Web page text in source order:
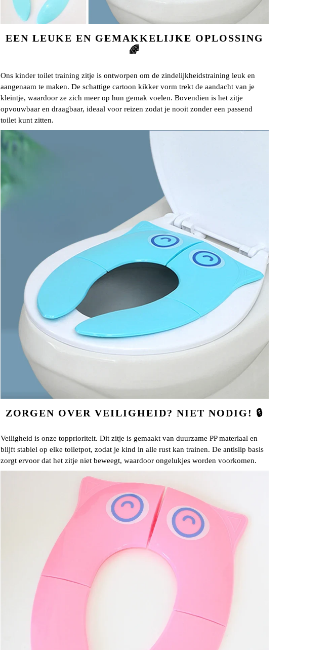
EEN LEUKE EN GEMAKKELIJKE OPLOSSING
🌈
Ons kinder toilet training zitje is ontworpen om de zindelijkheidstraining leuk en
aangenaam te maken. De schattige cartoon kikker vorm trekt de aandacht van je
kleintje, waardoor ze zich meer op hun gemak voelen. Bovendien is het zitje
opvouwbaar en draagbaar, ideaal voor reizen zodat je nooit zonder een passend
toilet kunt zitten.
ZORGEN OVER VEILIGHEID? NIET NODIG! 🔒
Veiligheid is onze topprioriteit. Dit zitje is gemaakt van duurzame PP materiaal en
blijft stabiel op elke toiletpot, zodat je kind in alle rust kan trainen. De antislip basis
zorgt ervoor dat het zitje niet beweegt, waardoor ongelukjes worden voorkomen.